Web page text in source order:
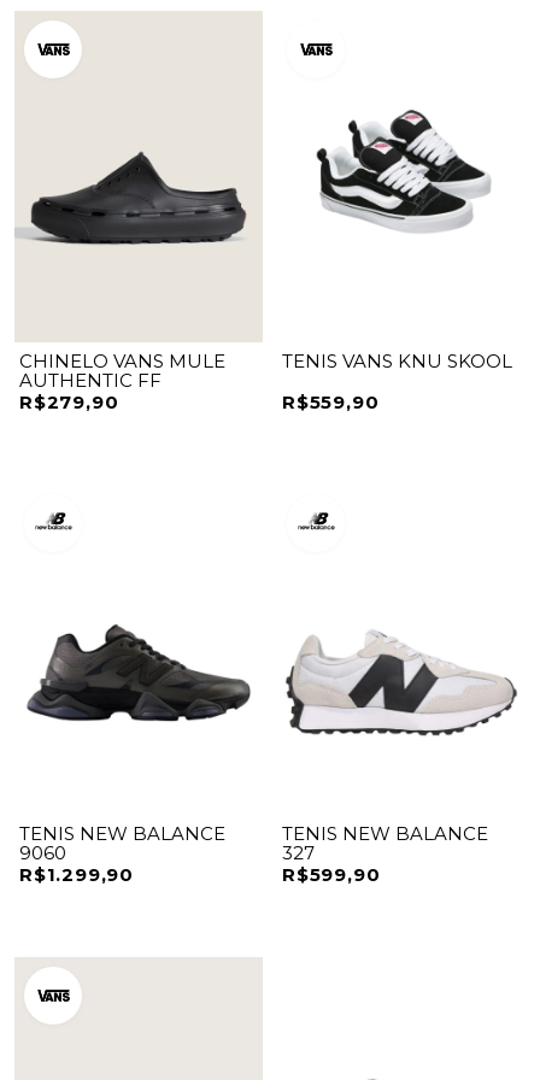
CHINELO VANS MULE
AUTHENTIC FF
R$279,90
TENIS VANS KNU SKOOL
R$559,90
TENIS NEW BALANCE
9060
R$1.299,90
TENIS NEW BALANCE
327
R$599,90